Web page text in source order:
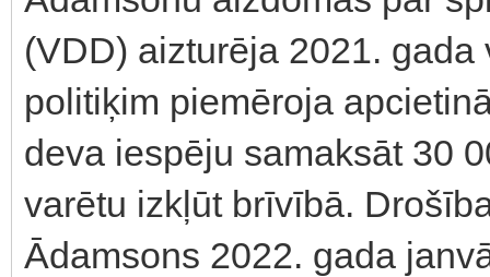
(VDD) aizturēja 2021.
politiķim piemēroja
deva iespēju samaksāt 30
varētu izkļūt brīvībā.
Ādamsons 2022. gada